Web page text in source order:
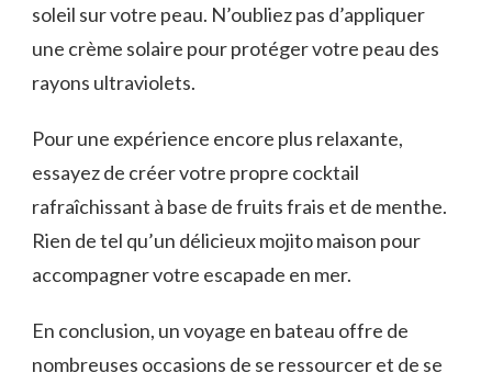
soleil sur votre peau.‌ N’oubliez pas d’appliquer
une crème solaire ⁤pour protéger votre peau des
⁤rayons ultraviolets.
Pour une expérience encore plus relaxante,
essayez de créer votre propre‌ cocktail
rafraîchissant à base de fruits frais et de ⁢menthe.
Rien de tel⁣ qu’un délicieux mojito maison pour
accompagner votre escapade en mer.
En conclusion, un voyage en bateau offre de
nombreuses occasions⁢ de se ressourcer et de se